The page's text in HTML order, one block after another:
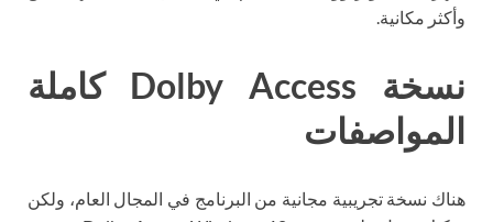
وأكثر مكانية.
نسخة Dolby Access كاملة
المواصفات
هناك نسخة تجريبية مجانية من البرنامج في المجال العام، ولكن